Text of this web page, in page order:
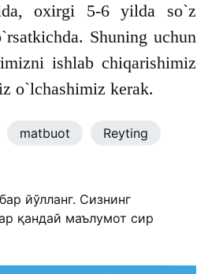
oxirgi 5-6 yilda so`z
Shuning uchun
ishlab chiqarishimiz
o`lchashimiz kerak.
matbuot
Reyting
йўлланг. Сизнинг
қандай маълумот сир